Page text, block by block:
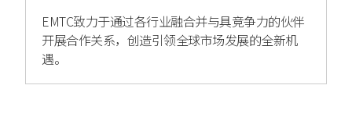
EMTC致力于通过各行业融合并与具竞争力的伙伴
开展合作关系，创造引领全球市场发展的全新机
遇。